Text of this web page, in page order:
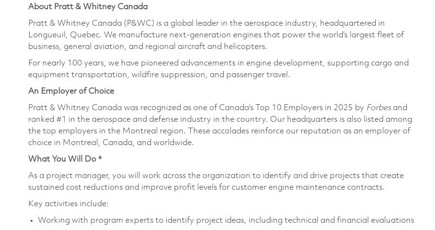
About Pratt & Whitney Canada
Pratt & Whitney Canada (P&WC) is a global leader in the aerospace industry, headquartered in
Longueuil, Quebec. We manufacture next-generation engines that power the world’s largest fleet of
business, general aviation, and regional aircraft and helicopters.
For nearly 100 years, we have pioneered advancements in engine development, supporting cargo and
equipment transportation, wildfire suppression, and passenger travel.
An Employer of Choice
Pratt & Whitney Canada was recognized as one of Canada’s Top 10 Employers in 2025 by Forbesand
ranked #1 in the aerospace and defense industry in the country. Our headquarters is also listed among
the top employers in the Montreal region. These accolades reinforce our reputation as an employer of
choice in Montreal, Canada, and worldwide.
What You Will Do *
As a project manager, you will work across the organization to identify and drive projects that create
sustained cost reductions and improve profit levels for customer engine maintenance contracts.
Key activities include:
Working with program experts to identify project ideas, including technical and financial evaluations